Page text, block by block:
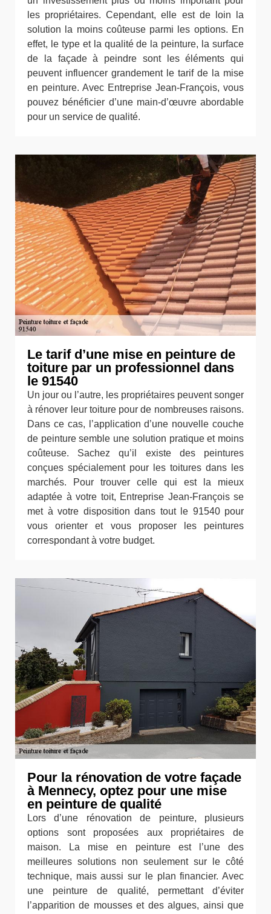
les propriétaires. Cependant, elle est de loin la
solution la moins coûteuse parmi les options. En
effet, le type et la qualité de la peinture, la surface
de la façade à peindre sont les éléments qui
peuvent influencer grandement le tarif de la mise
en peinture. Avec Entreprise Jean-François, vous
pouvez bénéficier d’une main-d’œuvre abordable
pour un service de qualité.
Le tarif d’une mise en peinture de
toiture par un professionnel dans
le 91540
Un jour ou l’autre, les propriétaires peuvent songer
à rénover leur toiture pour de nombreuses raisons.
Dans ce cas, l’application d’une nouvelle couche
de peinture semble une solution pratique et moins
coûteuse. Sachez qu’il existe des peintures
conçues spécialement pour les toitures dans les
marchés. Pour trouver celle qui est la mieux
adaptée à votre toit, Entreprise Jean-François se
met à votre disposition dans tout le 91540 pour
vous orienter et vous proposer les peintures
correspondant à votre budget.
Pour la rénovation de votre façade
à Mennecy, optez pour une mise
en peinture de qualité
Lors d’une rénovation de peinture, plusieurs
options sont proposées aux propriétaires de
maison. La mise en peinture est l’une des
meilleures solutions non seulement sur le côté
technique, mais aussi sur le plan financier. Avec
une peinture de qualité, permettant d’éviter
l’apparition de mousses et des algues, ainsi que